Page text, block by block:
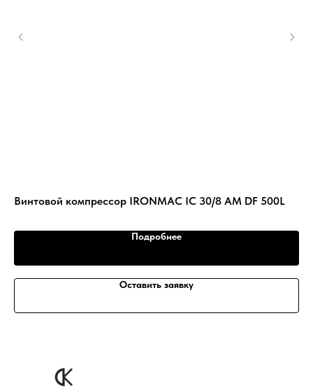
Винтовой компрессор IRONMAC IC 30/8 AM DF 500L
Подробнее
Оставить заявку